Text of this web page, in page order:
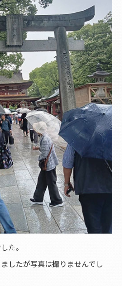
た。
したが写真は撮りませんでし